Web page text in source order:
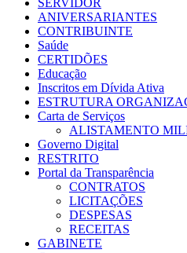
ANIVERSARIANTES
CONTRIBUINTE
Saúde
CERTIDÕES
Educação
Inscritos em Dívida Ativa
ESTRUTURA
Carta de Serviços
ALISTAMENTO
Governo Digital
RESTRITO
Portal da Transparência
CONTRATOS
LICITAÇÕES
DESPESAS
RECEITAS
GABINETE